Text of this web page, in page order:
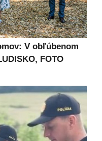
V obľúbenom
FOTO